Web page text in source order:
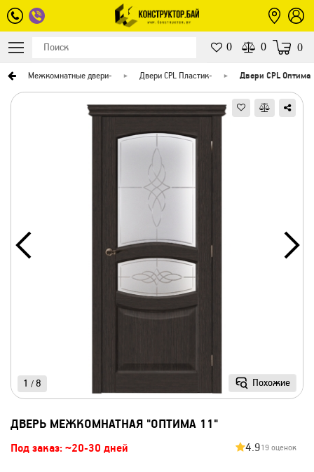
0 0 0
Межкомнатные двери- Двери CPL Пластик- Двери CPL Оптима
Похожие
1 / 8
ДВЕРЬ МЕЖКОМНАТНАЯ "ОПТИМА 11"
Под заказ: ~20-30 дней 4.919 оценок